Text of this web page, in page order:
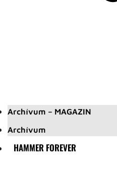
Archívum – MAGAZIN
Archívum
HAMMER FOREVER